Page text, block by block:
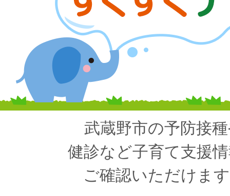
武蔵野市の予防接
健診など子育て支援
ご確認いただけま